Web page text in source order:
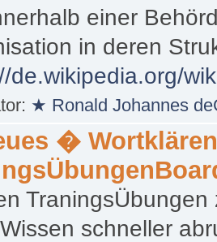
einer
in deren
de.wikipedia.org/
★ Ronald Johannes
�
schneller